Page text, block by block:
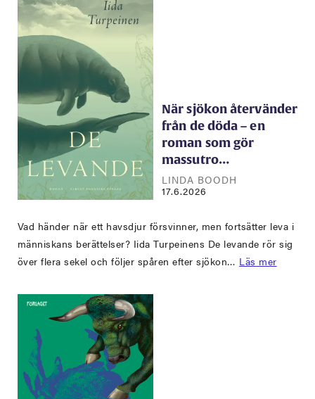
När sjökon återvänder
från de döda – en
roman som gör
massutro…
LINDA BOODH
17.6.2026
Vad händer när ett havsdjur försvinner, men fortsätter leva i
människans berättelser? Iida Turpeinens De levande rör sig
över flera sekel och följer spåren efter sjökon… Läs mer